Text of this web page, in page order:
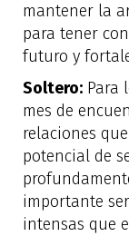
mantener la
para tener
futuro y
Soltero: Para
mes de
relaciones
potencial de
importante
intensas que